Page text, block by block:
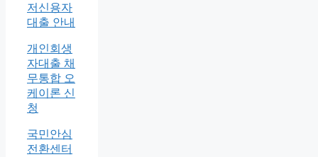
저신용자
대출 안내
개인회생
자대출 채
무통합 오
케이론 신
청
국민안심
전환센터